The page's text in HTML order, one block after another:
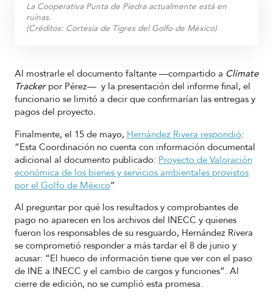
La Cooperativa Punta de Piedra actualmente está en
ruinas.
(Créditos: Cortesía de Tigres del Golfo de México)
Al mostrarle el documento faltante —compartido a Climate
Trackerpor Pérez— y la presentación del informe final, el
funcionario se limitó a decir que confirmarían las entregas y
pagos del proyecto.
Finalmente, el 15 de mayo, Hernández Rivera respondió:
“Esta Coordinación no cuenta con información documental
adicional al documento publicado: Proyecto de Valoración
económica de los bienes y servicios ambientales provistos
por el Golfo de México”
Al preguntar por qué los resultados y comprobantes de
pago no aparecen en los archivos del INECC y quienes
fueron los responsables de su resguardo, Hernández Rivera
se comprometió responder a más tardar el 8 de junio y
acusar: “El hueco de información tiene que ver con el paso
de INE a INECC y el cambio de cargos y funciones”. Al
cierre de edición, no se cumplió esta promesa.